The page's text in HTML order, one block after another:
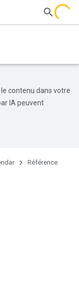
contenu dans votre
IA peuvent
Référence